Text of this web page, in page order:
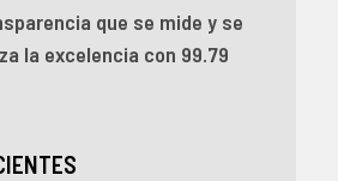
que se mide y se
la excelencia con 99.79